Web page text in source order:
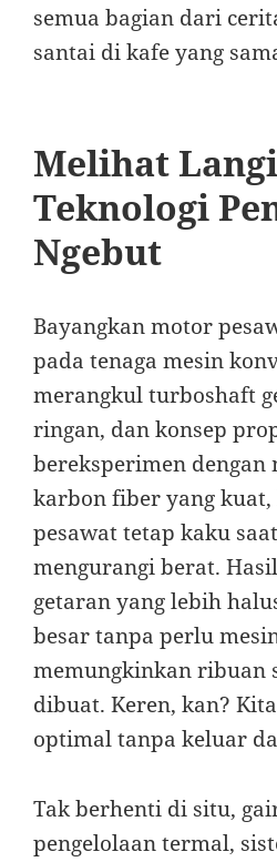
semua bagian dari
santai di kafe yang
Melihat
Teknologi
Ngebut
Bayangkan motor
pada tenaga mesin
merangkul turboshaft
ringan, dan konsep
bereksperimen
karbon fiber yang
pesawat tetap kaku
mengurangi berat.
getaran yang lebih
besar tanpa perlu
memungkinkan ribuan
dibuat. Keren, kan?
optimal tanpa keluar
Tak berhenti di situ,
pengelolaan termal,